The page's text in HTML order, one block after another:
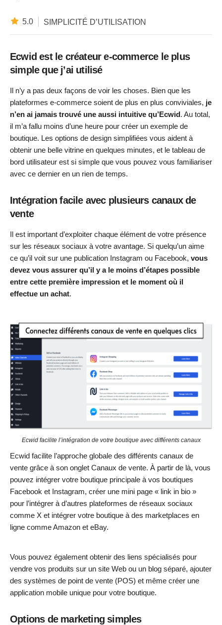
5.0 SIMPLICITÉ D’UTILISATION
Ecwid est le créateur e-commerce le plus
simple que j’ai utilisé
Il n’y a pas deux façons de voir les choses. Bien que les
plateformes e-commerce soient de plus en plus conviviales, je
n’en ai jamais trouvé une aussi intuitive qu’Ecwid. Au total,
il m’a fallu moins d’une heure pour créer un exemple de
boutique. Les options de design simplifiées vous aident à
obtenir une belle vitrine en quelques minutes, et le tableau de
bord utilisateur est si simple que vous pouvez vous familiariser
avec ce dernier en un rien de temps.
Intégration facile avec plusieurs canaux de
vente
Il est important d’exploiter chaque élément de votre présence
sur les réseaux sociaux à votre avantage. Si quelqu’un aime
ce qu’il voit sur une publication Instagram ou Facebook, vous
devez vous assurer qu’il y a le moins d’étapes possible
entre cette première impression et le moment où il
effectue un achat.
Ecwid facilite l’intégration de votre boutique avec différents canaux
Ecwid facilite l’approche globale des différents canaux de
vente grâce à son onglet Canaux de vente. À partir de là, vous
pouvez intégrer votre boutique principale à vos boutiques
Facebook et Instagram, créer une mini page « link in bio »
pour l’intégrer à d’autres plateformes de réseaux sociaux
comme X et intégrer votre boutique à des marketplaces en
ligne comme Amazon et eBay.
Vous pouvez également obtenir des liens spécialisés pour
vendre vos produits sur un site Web ou un blog séparé, ajouter
des systèmes de point de vente (POS) et même créer une
application mobile unique pour votre boutique.
Options de marketing simples